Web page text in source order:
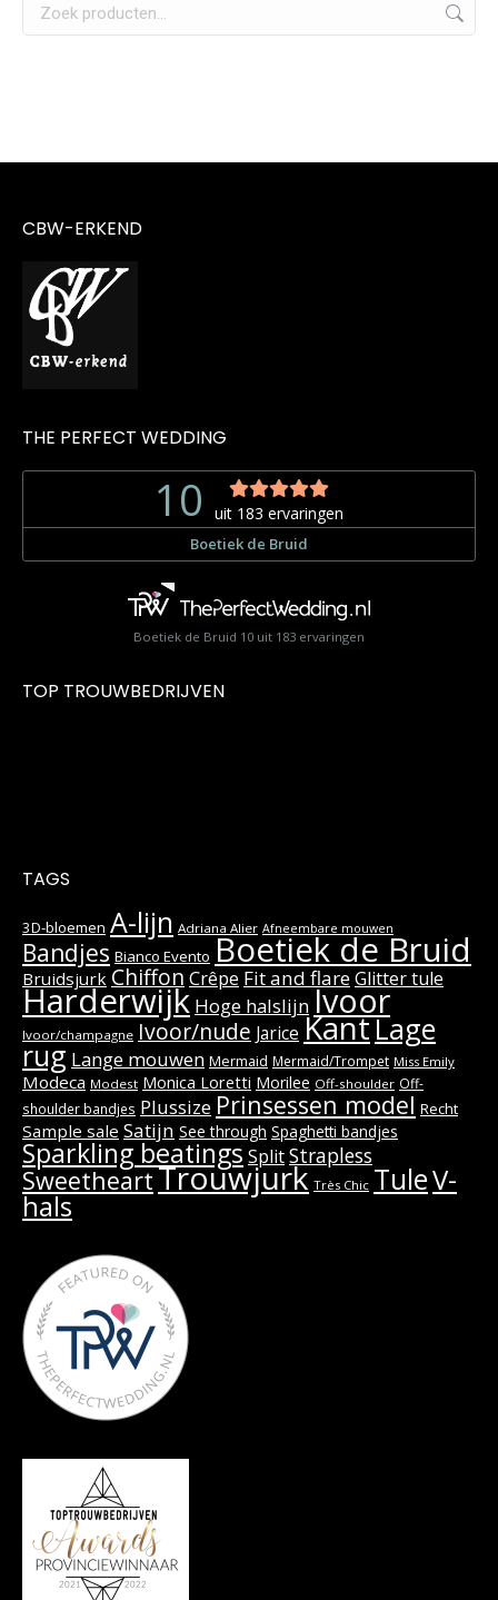
CBW-ERKEND
THE PERFECT WEDDING
Boetiek de Bruid 10 uit 183 ervaringen
TOP TROUWBEDRIJVEN
TAGS
3D-bloemen A-lijn Adriana Alier Afneembare mouwen
Bandjes Bianco Evento Boetiek de Bruid
Bruidsjurk Chiffon Crêpe Fit and flareGlitter tule
Harderwijk Hoge halslijnIvoor
Ivoor/champagne Ivoor/nude Jarice KantLage
rug Lange mouwen Mermaid Mermaid/Trompet Miss Emily
Modeca Modest Monica Loretti Morilee Off-shoulder Off-
shoulder bandjes Plussize Prinsessen model Recht
Sample sale Satijn See through Spaghetti bandjes
Sparkling beatings SplitStrapless
SweetheartTrouwjurk Très Chic TuleV-
hals